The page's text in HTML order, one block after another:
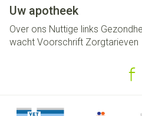
Uw apotheek
Over ons Nuttige links
wacht Voorschrift Zorgtarieven